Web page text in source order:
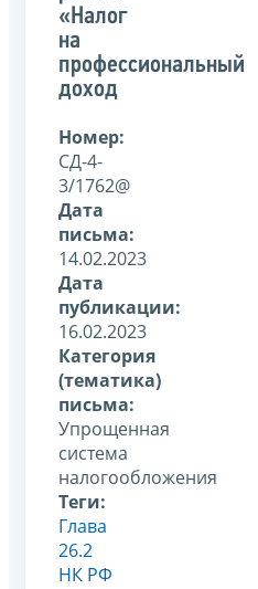
«Налог
на
профессиональный
доход
Номер:
СД-4-
3/1762@
Дата
письма:
14.02.2023
Дата
публикации:
16.02.2023
Категория
(тематика)
письма:
Упрощенная
система
налогообложения
Теги:
Глава
26.2
НК РФ